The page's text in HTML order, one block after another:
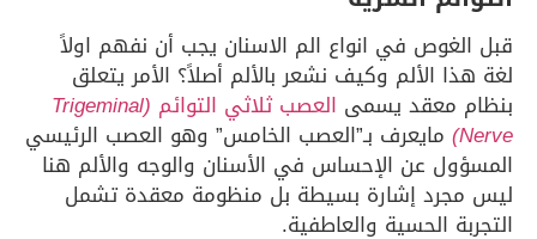
قبل الغوص في انواع الم الاسنان يجب أن نفهم اولاً
لغة هذا الألم وكيف نشعر بالألم أصلاً؟ الأمر يتعلق
بنظام معقد يسمى العصب ثلاثي التوائم (Trigeminal
Nerve) مايعرف بـ”العصب الخامس” وهو العصب الرئيسي
المسؤول عن الإحساس في الأسنان والوجه والألم هنا
ليس مجرد إشارة بسيطة بل منظومة معقدة تشمل
التجربة الحسية والعاطفية.